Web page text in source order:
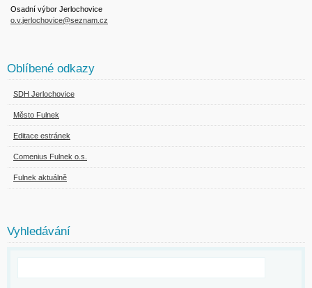
Osadní výbor Jerlochovice
o.v.jerlochovice@seznam.cz
Oblíbené odkazy
SDH Jerlochovice
Město Fulnek
Editace estránek
Comenius Fulnek o.s.
Fulnek aktuálně
Vyhledávání